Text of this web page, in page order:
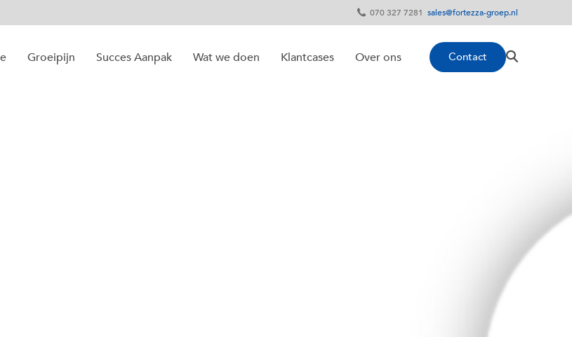
070 327 7281 sales@fortezza-groep.nl
Groeipijn Succes Aanpak Wat we doen Klantcases Over ons Contact